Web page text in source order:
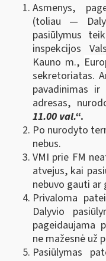
Asmenys,
(toliau —
pasiūlymus
inspekcijos
Kauno m.,
sekretoriatas.
pavadinimas
adresas,
11.00 val.“.
Po nurodyto
nebus.
VMI prie FM
atvejus, kai
nebuvo gauti ar
Privaloma
Dalyvio
pageidaujama
ne mažesnė už
Pasiūlymas